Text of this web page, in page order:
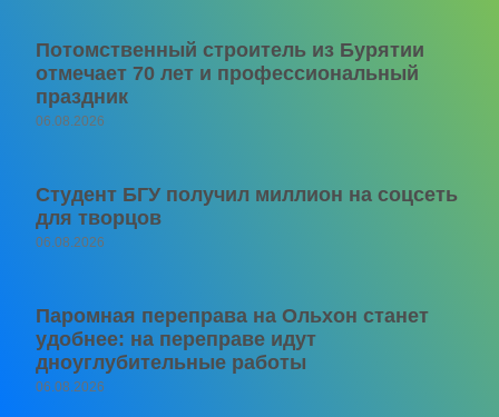
Потомственный строитель из Бурятии
отмечает 70 лет и профессиональный
праздник
06.08.2026
Студент БГУ получил миллион на соцсеть
для творцов
06.08.2026
Паромная переправа на Ольхон станет
удобнее: на переправе идут
дноуглубительные работы
06.08.2026